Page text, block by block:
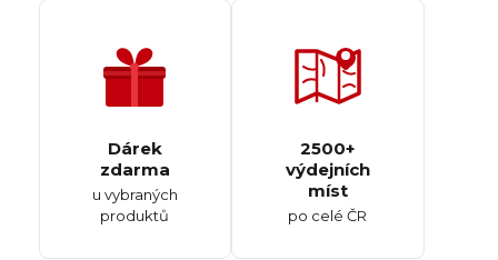
Dárek
zdarma
u vybraných
produktů
2500+
výdejních
míst
po celé ČR